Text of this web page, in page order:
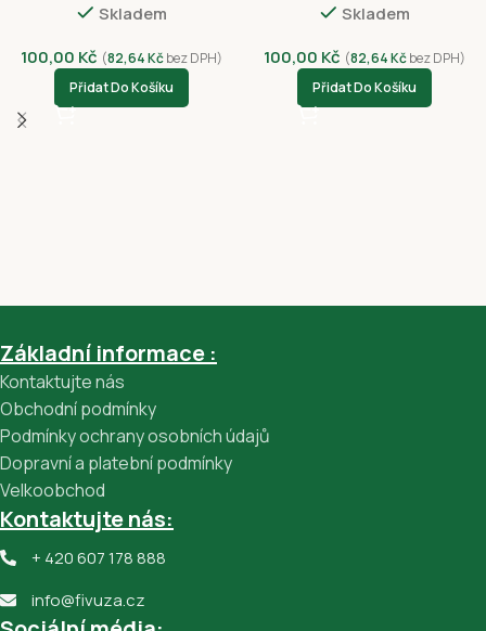
Skladem
100,00 Kč (82,64Kčbez DPH)
Přidat Do Košíku
Skladem
100,00 Kč (82,64Kčbez DPH)
Přidat Do Košíku
Základní informace :
Kontaktujte nás
Obchodní podmínky
Podmínky ochrany osobních údajů
Dopravní a platební podmínky
Velkoobchod
Kontaktujte nás:
+ 420 607 178 888
info@fivuza.cz